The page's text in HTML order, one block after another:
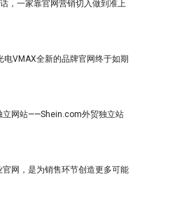
，一家靠官网营销切入做到准上
电VMAX全新的品牌官网终于如期
立网站——Shein.com外贸独立站
网，是为销售环节创造更多可能